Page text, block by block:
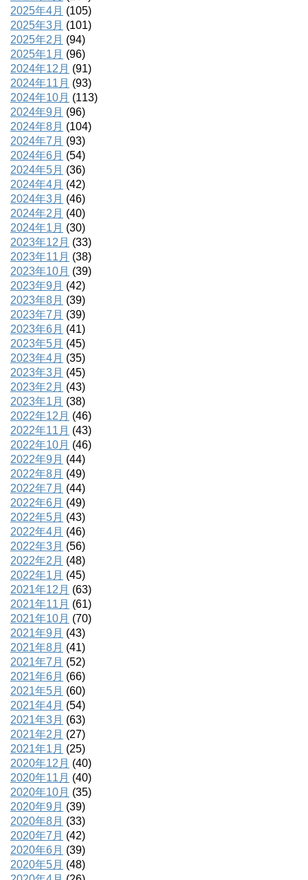
2025年4月 (105)
2025年3月 (101)
2025年2月 (94)
2025年1月 (96)
2024年12月 (91)
2024年11月 (93)
2024年10月 (113)
2024年9月 (96)
2024年8月 (104)
2024年7月 (93)
2024年6月 (54)
2024年5月 (36)
2024年4月 (42)
2024年3月 (46)
2024年2月 (40)
2024年1月 (30)
2023年12月 (33)
2023年11月 (38)
2023年10月 (39)
2023年9月 (42)
2023年8月 (39)
2023年7月 (39)
2023年6月 (41)
2023年5月 (45)
2023年4月 (35)
2023年3月 (45)
2023年2月 (43)
2023年1月 (38)
2022年12月 (46)
2022年11月 (43)
2022年10月 (46)
2022年9月 (44)
2022年8月 (49)
2022年7月 (44)
2022年6月 (49)
2022年5月 (43)
2022年4月 (46)
2022年3月 (56)
2022年2月 (48)
2022年1月 (45)
2021年12月 (63)
2021年11月 (61)
2021年10月 (70)
2021年9月 (43)
2021年8月 (41)
2021年7月 (52)
2021年6月 (66)
2021年5月 (60)
2021年4月 (54)
2021年3月 (63)
2021年2月 (27)
2021年1月 (25)
2020年12月 (40)
2020年11月 (40)
2020年10月 (35)
2020年9月 (39)
2020年8月 (33)
2020年7月 (42)
2020年6月 (39)
2020年5月 (48)